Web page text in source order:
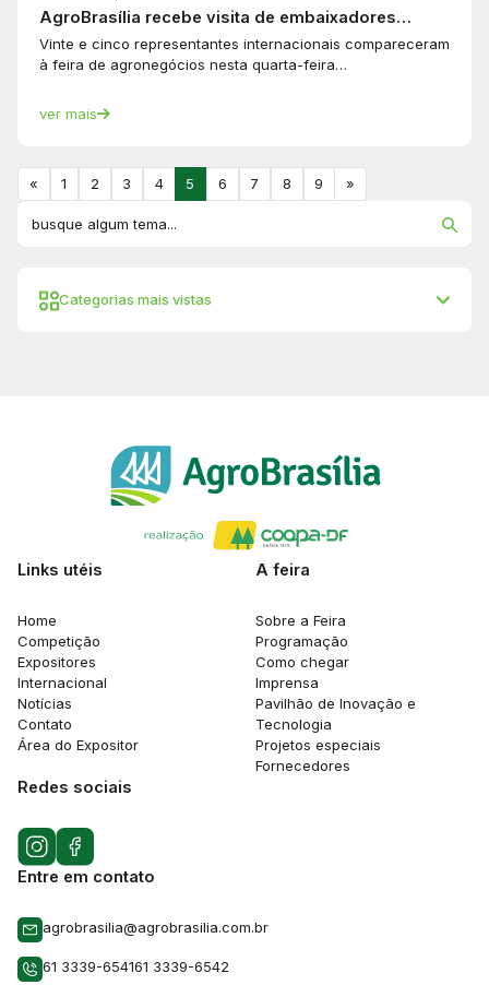
Categorias mais vistas
AgroBrasília recebe visita de embaixadores…
Vinte e cinco representantes internacionais compareceram
à feira de agronegócios nesta quarta-feira…
ver mais
« 1 2 3 4 5 6 7 8 9 »
Links utéis
Home
Competição
Expositores
Internacional
Notícias
Contato
Área do Expositor
A feira
Sobre a Feira
Programação
Como chegar
Imprensa
Pavilhão de Inovação e
Tecnologia
Projetos especiais
Fornecedores
Redes sociais
Entre em contato
agrobrasilia@agrobrasilia.com.br
61 3339-654161 3339-6542